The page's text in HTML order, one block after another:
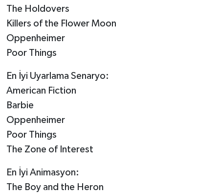
The Holdovers
Killers of the Flower Moon
Oppenheimer
Poor Things
En İyi Uyarlama Senaryo:
American Fiction
Barbie
Oppenheimer
Poor Things
The Zone of Interest
En İyi Animasyon:
The Boy and the Heron